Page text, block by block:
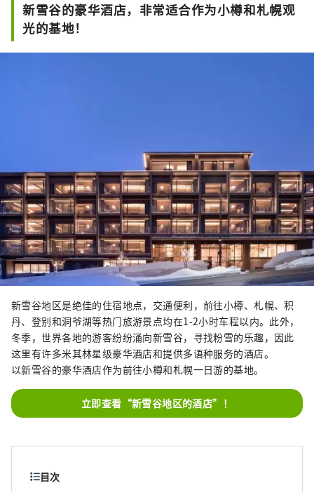
新雪谷的豪华酒店，非常适合作为小樽和札幌观
光的基地！
新雪谷地区是绝佳的住宿地点，交通便利，前往小樽、札幌、积
丹、登别和洞爷湖等热门旅游景点均在1-2小时车程以内。此外，
冬季，世界各地的游客纷纷涌向新雪谷，寻找粉雪的乐趣，因此
这里有许多米其林星级豪华酒店和提供多语种服务的酒店。
以新雪谷的豪华酒店作为前往小樽和札幌一日游的基地。
立即查看“新雪谷地区的酒店”！
目次